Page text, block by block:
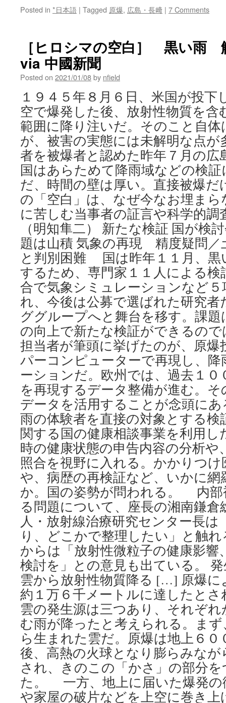
Posted in *日本語 | Tagged 原爆, 広島・長﨑 | 7 Comments
［ヒロシマの空白］ 黒い雨
via 中國新聞
Posted on 2021/01/08by nfield
１９４５年８月６日、米国が投下
空で爆発した後、放射性物質を含
範囲に降り注いだ。そのこと自
が、被害の実態には未解明な点が
者を被爆者と認めた昨年７月の広
国はあらためて降雨域などの検
だ、時間の壁は厚い。直接被爆
の「空白」は、なぜ今なお埋ま
に苦しむ当事者の証言や科学的
（明知隼二） 新たな検証 国が
題は山積 気象の再現 精度疑問
と判別困難 国は昨年１１月、黒
するため、専門家１１人による検
合で気象シミュレーションなど
れ、今後は公募で選ばれた研究
ググループへと舞台を移す。課
の向上で新たな検証ができるの
担当者が筆頭に挙げたのが、原爆
パーコンピューターで再現し、
ーションだ。欧州では、過去１０
を再現するデータ整備が進む。
データを活用することが念頭に
雨の体験者を直接の対象とする検
関する国の健康相談事業を利用し
時の健康状態の申告内容の分析や
照合を視野に入れる。かかりつ
や、病歴の再検証など、いかに
か。国の姿勢が問われる。 内部
る問題について、座長の湘南鎌倉
人・放射線治療研究センター長は
り、どこかで整理したい」と触
からは「放射性微粒子の健康影
検討を」との意見も出ている。
雲から放射性物質降る […] 原爆
約１万６千メートルに達したと
雲の発生源は三つあり、それぞ
む雨が降ったと考えられる。ま
ら生まれた雲だ。原爆は地上６
後、高熱の火球となり膨らみな
され、きのこの「かさ」の部分
た。 一方、地上に届いた爆発の
や家屋の破片などを上空に巻き